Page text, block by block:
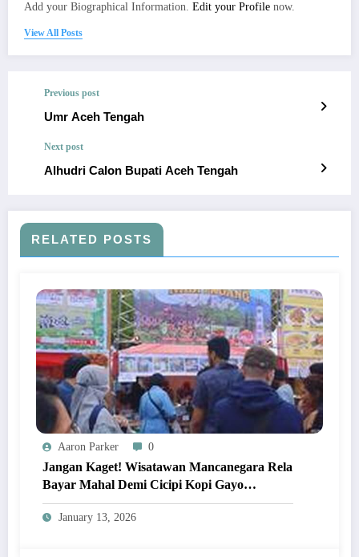
Add your Biographical Information. Edit your Profile now.
View All Posts
Previous post
Umr Aceh Tengah
Next post
Alhudri Calon Bupati Aceh Tengah
RELATED POSTS
Aaron Parker 0
Jangan Kaget! Wisatawan Mancanegara Rela
Bayar Mahal Demi Cicipi Kopi Gayo
Langsung Di Kebun Aceh Tengah!
January 13, 2026